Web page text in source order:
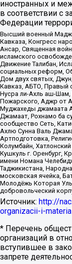
иностранных и
в соответствии с
Федерации
Высший военный
Кавказа, Конгресс
Ансар, Священная
исламского
Движение Талибан,
социальных реформ,
Дом двух святых,
Кавказ, АБТО, Правый
Нусра ли-Ахль аш-Шам,
Пожарского, Аджр от
Муджахеды джамаата
Джамаат, Рохнамо ба
сообщество Сеть,
Ахлю Сунна Валь
Артподготовка,
Колумбайн,
Кушкуль г. Оренбург,
имени Номана
Таджикистана,
московская ячейка,
Молодёжь Которая
добровольческий
Источник: http://
organizacii-i-
* Перечень
организаций в
вступившее в
запрете